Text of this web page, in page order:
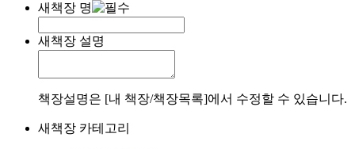
새책장 명
새책장 설명
책장설명은 [내 책장/책장목록]에서 수정할 수 있습니다.
새책장 카테고리